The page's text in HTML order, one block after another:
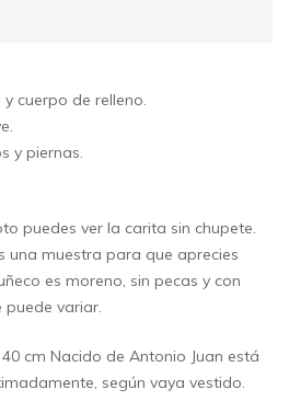
cuerpo de relleno.
y piernas.
puedes ver la carita sin chupete.
una muestra para que aprecies
es moreno, sin pecas y con
puede variar.
cm Nacido de Antonio Juan está
según vaya vestido.